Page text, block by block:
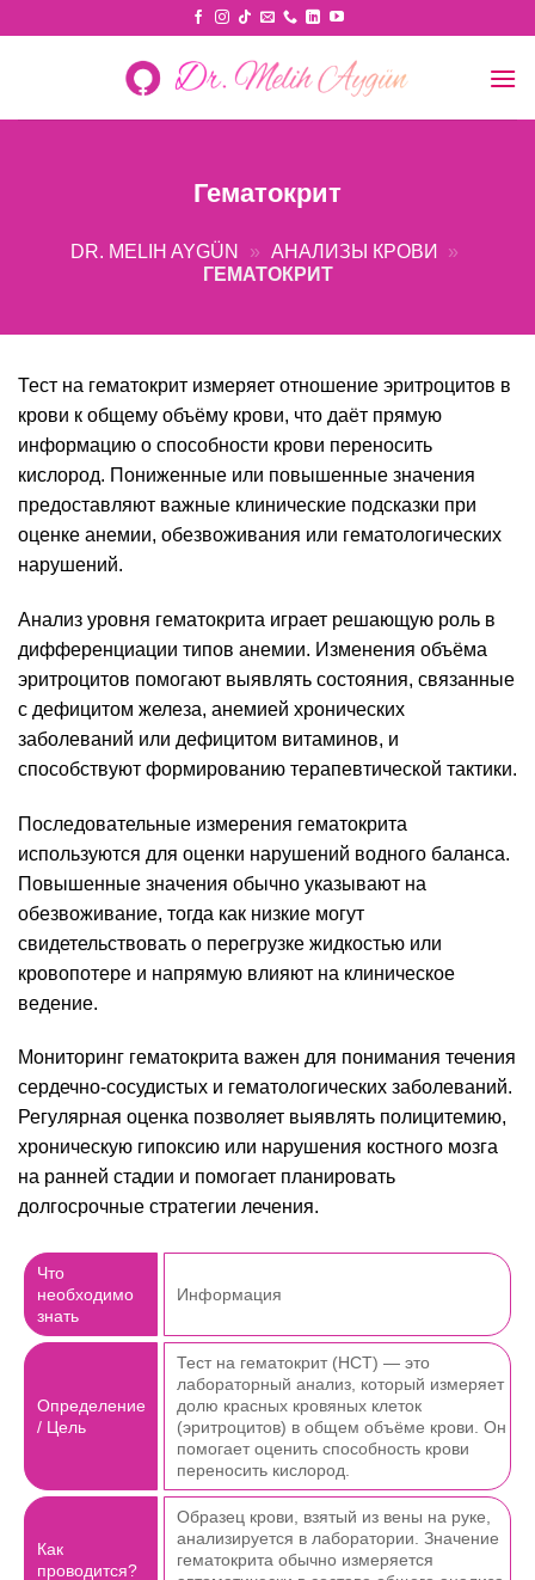
Гематокрит
DR. MELIH AYGÜN » АНАЛИЗЫ КРОВИ
»
ГЕМАТОКРИТ
Тест на гематокрит измеряет отношение эритроцитов в
крови к общему объёму крови, что даёт прямую
информацию о способности крови переносить
кислород. Пониженные или повышенные значения
предоставляют важные клинические подсказки при
оценке анемии, обезвоживания или гематологических
нарушений.
Анализ уровня гематокрита играет решающую роль в
дифференциации типов анемии. Изменения объёма
эритроцитов помогают выявлять состояния, связанные
с дефицитом железа, анемией хронических
заболеваний или дефицитом витаминов, и
способствуют формированию терапевтической тактики.
Последовательные измерения гематокрита
используются для оценки нарушений водного баланса.
Повышенные значения обычно указывают на
обезвоживание, тогда как низкие могут
свидетельствовать о перегрузке жидкостью или
кровопотере и напрямую влияют на клиническое
ведение.
Мониторинг гематокрита важен для понимания течения
сердечно-сосудистых и гематологических заболеваний.
Регулярная оценка позволяет выявлять полицитемию,
хроническую гипоксию или нарушения костного мозга
на ранней стадии и помогает планировать
долгосрочные стратегии лечения.
Что
необходимо
знать
Информация
Определение
/ Цель
Тест на гематокрит (HCT) — это
лабораторный анализ, который измеряет
долю красных кровяных клеток
(эритроцитов) в общем объёме крови. Он
помогает оценить способность крови
переносить кислород.
Как
проводится?
Образец крови, взятый из вены на руке,
анализируется в лаборатории. Значение
гематокрита обычно измеряется